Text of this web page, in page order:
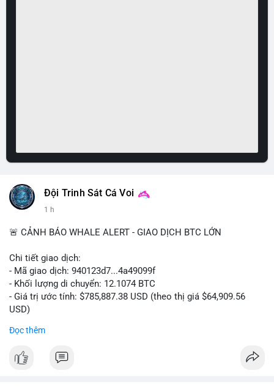
Đội Trinh Sát Cá Voi
1 h
🚨 CẢNH BÁO WHALE ALERT - GIAO DỊCH BTC LỚN
Chi tiết giao dịch:
- Mã giao dịch: 940123d7...4a49099f
- Khối lượng di chuyển: 12.1074 BTC
- Giá trị ước tính: $785,887.38 USD (theo thị giá $64,909.56
USD)
Khối lượng 12.1 BTC tương đương gần 786 nghìn USD được di
Đọc thêm